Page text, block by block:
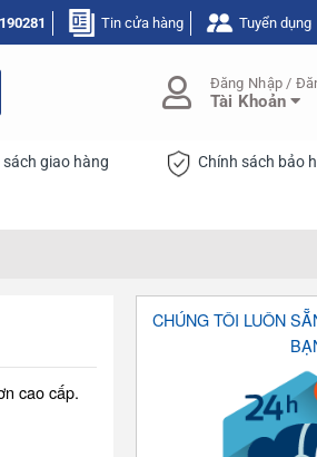
Tin cửa hàng Tuyển dụng
Đăng Nhập /
Tài Khoản
giao hàng Chính sách bảo
cao cấp.
CHÚNG TÔI LUÔN